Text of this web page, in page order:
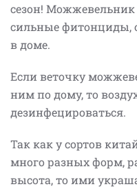
сезон!
сильные фитонциды,
в доме.
Если веточку
ним по дому, то
дезинфецироваться.
Так как у сортов
много разных форм,
высота, то ими